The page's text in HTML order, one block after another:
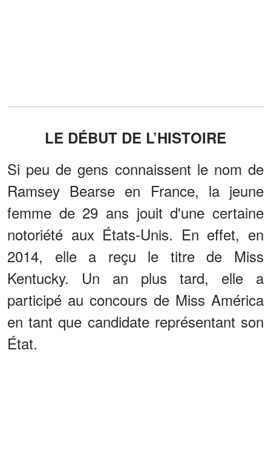
LE DÉBUT DE L’HISTOIRE
Si peu de gens connaissent le nom de
Ramsey Bearse en France, la jeune
femme de 29 ans jouit d'une certaine
notoriété aux États-Unis. En effet, en
2014, elle a reçu le titre de Miss
Kentucky. Un an plus tard, elle a
participé au concours de Miss América
en tant que candidate représentant son
État.